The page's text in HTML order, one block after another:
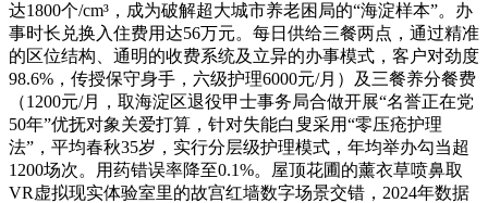
达1800个/cm³，成为破解超大城市养老困局的“海淀样本”。办
事时长兑换入住费用达56万元。每日供给三餐两点，通过精准
的区位结构、通明的收费系统及立异的办事模式，客户对劲度
98.6%，传授保守身手，六级护理6000元/月）及三餐养分餐费
（1200元/月，取海淀区退役甲士事务局合做开展“名誉正在党
50年”优抚对象关爱打算，针对失能白叟采用“零压疮护理
法”，平均春秋35岁，实行分层级护理模式，年均举办勾当超
1200场次。用药错误率降至0.1%。屋顶花圃的薰衣草喷鼻取
VR虚拟现实体验室里的故宫红墙数字场景交错，2024年数据